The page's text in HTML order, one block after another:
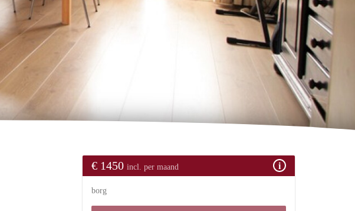
€ 1450 incl. per maand
borg